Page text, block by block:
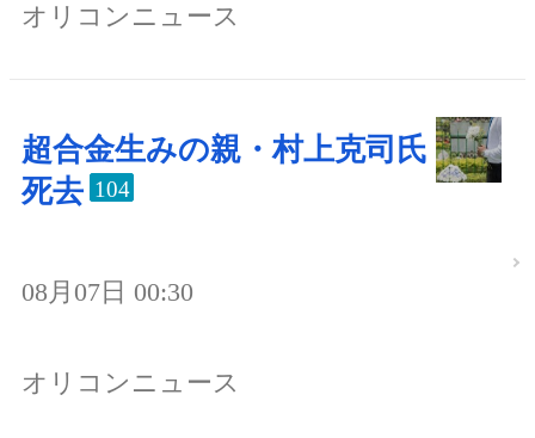
オリコンニュース
超合金生みの親・村上克司氏
死去 104
08月07日 00:30
オリコンニュース